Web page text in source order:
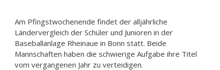
Am Pfingstwochenende findet der alljährliche
Ländervergleich der Schüler und Junioren in der
Baseballanlage Rheinaue in Bonn statt. Beide
Mannschaften haben die schwierige Aufgabe ihre Titel
vom vergangenen Jahr zu verteidigen.